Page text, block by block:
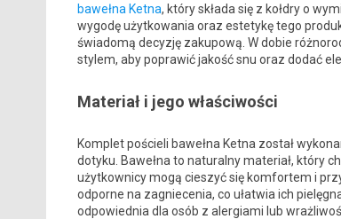
bawełna Ketna, który składa się z kołdry o
wygodę użytkowania oraz estetykę tego
świadomą decyzję zakupową. W dobie
stylem, aby poprawić jakość snu oraz dodać
Materiał i jego właściwości
Komplet pościeli bawełna Ketna został
dotyku. Bawełna to naturalny materiał, który
użytkownicy mogą cieszyć się komfortem i
odporne na zagniecenia, co ułatwia ich
odpowiednia dla osób z alergiami lub